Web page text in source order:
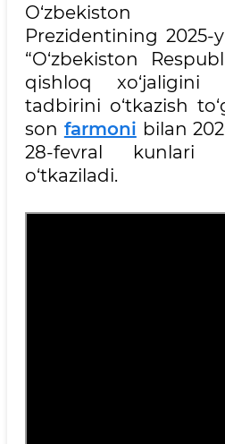
O‘zbekiston
Prezidentining 2025-
“O‘zbekiston
qishloq xo‘jaligini
tadbirini o‘tkazish
son farmoni bilan
28-fevral kunlari
o‘tkaziladi.